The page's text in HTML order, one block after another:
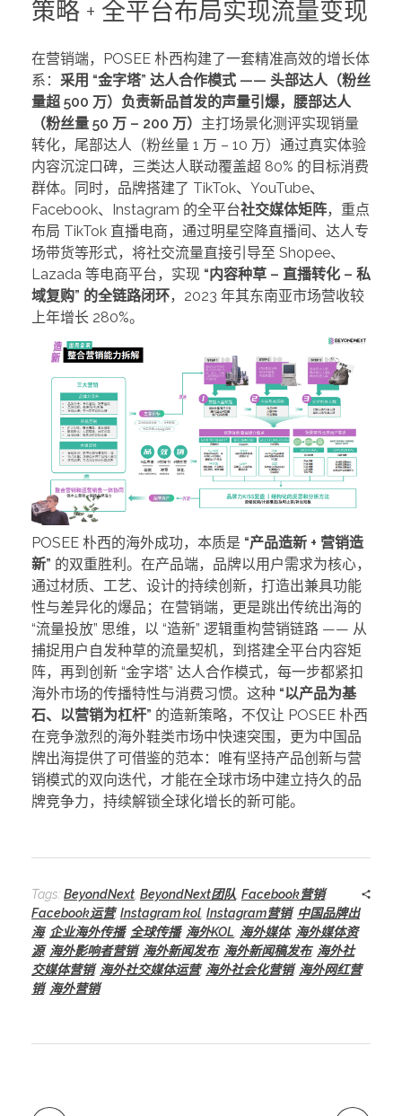
策略 + 全平台布局实现流量变现
在营销端，POSEE 朴西构建了一套精准高效的增长体
系： 采用 “金字塔” 达人合作模式 —— 头部达人（粉丝
量超 500 万）负责新品首发的声量引爆，腰部达人
（粉丝量 50 万 – 200 万） 主打场景化测评实现销量
转化，尾部达人（粉丝量 1 万 – 10 万）通过真实体验
内容沉淀口碑，三类达人联动覆盖超 80% 的目标消费
群体。同时，品牌搭建了 TikTok、YouTube、
Facebook、Instagram 的全平台社交媒体矩阵，重点
布局 TikTok 直播电商，通过明星空降直播间、达人专
场带货等形式，将社交流量直接引导至 Shopee、
Lazada 等电商平台，实现 “内容种草 – 直播转化 – 私
域复购” 的全链路闭环，2023 年其东南亚市场营收较
上年增长 280%。
POSEE 朴西的海外成功，本质是 “产品造新 + 营销造
新” 的双重胜利。在产品端，品牌以用户需求为核心，
通过材质、工艺、设计的持续创新，打造出兼具功能
性与差异化的爆品；在营销端，更是跳出传统出海的
“流量投放” 思维，以 “造新” 逻辑重构营销链路 —— 从
捕捉用户自发种草的流量契机，到搭建全平台内容矩
阵，再到创新 “金字塔” 达人合作模式，每一步都紧扣
海外市场的传播特性与消费习惯。这种 “以产品为基
石、以营销为杠杆” 的造新策略，不仅让 POSEE 朴西
在竞争激烈的海外鞋类市场中快速突围，更为中国品
牌出海提供了可借鉴的范本：唯有坚持产品创新与营
销模式的双向迭代，才能在全球市场中建立持久的品
牌竞争力，持续解锁全球化增长的新可能。
Tags: BeyondNext, BeyondNext团队, Facebook营销,
Facebook运营,Instagram kol, Instagram营销, 中国品牌出
海, 企业海外传播, 全球传播, 海外KOL, 海外媒体, 海外媒体资
源, 海外影响者营销, 海外新闻发布, 海外新闻稿发布, 海外社
交媒体营销, 海外社交媒体运营, 海外社会化营销, 海外网红营
销, 海外营销